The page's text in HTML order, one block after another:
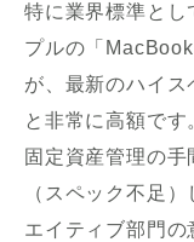
特に業界標準とし
プルの「
が、最新のハイス
と非常に高額で
固定資産管理の
（スペック不足
エイティブ部門の